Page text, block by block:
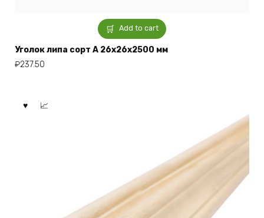
Add to cart
Уголок липа сорт А 26x26x2500 мм
₽237.50